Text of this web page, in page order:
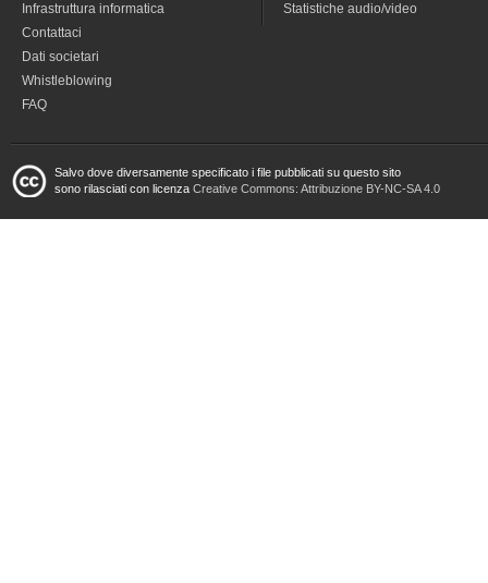
Infrastruttura informatica
Contattaci
Dati societari
Whistleblowing
FAQ
Statistiche audio/video
Salvo dove diversamente specificato i file pubblicati su questo sito
sono rilasciati con licenza Creative Commons: Attribuzione BY-NC-SA 4.0